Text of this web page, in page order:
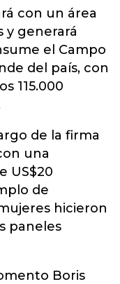
con un área
y generará
el Campo
del país, con
115.000
de la firma
una
US$20
de
hicieron
paneles
Boris